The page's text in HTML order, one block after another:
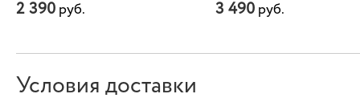
2 390 руб. 3 490 руб.
Условия доставки